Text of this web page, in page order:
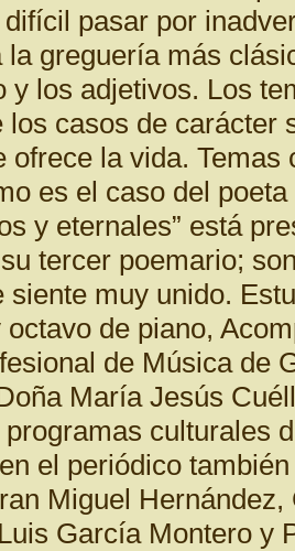
pasar por
la greguería más
y los adjetivos. Los
los casos de carácter
ofrece la vida.
es el caso del
y eternales” está
tercer poemario;
siente muy unido.
octavo de piano,
de Música de
María Jesús
culturales
el periódico
Miguel
García Montero y